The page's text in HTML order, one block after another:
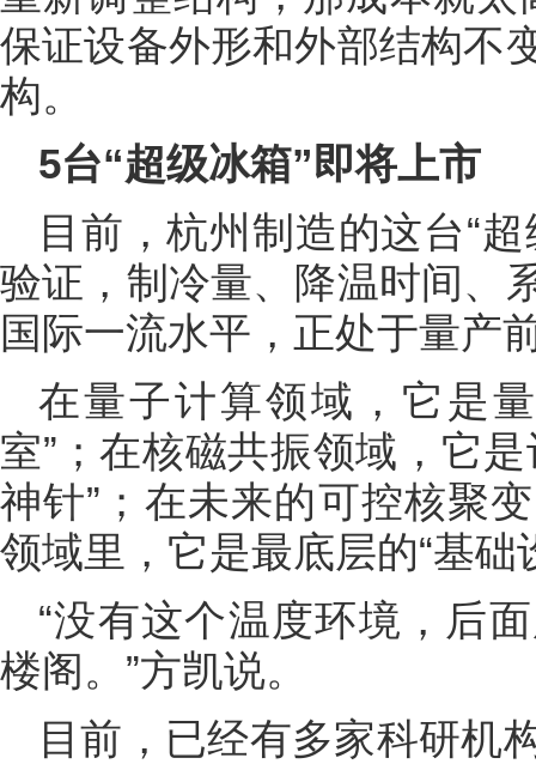
保证设备外形和外部结构不
构。
5台“超级冰箱”即将上市
目前，杭州制造的这台“
验证，制冷量、降温时间、
国际一流水平，正处于量产
在量子计算领域，它是
室”；在核磁共振领域，它
神针”；在未来的可控核聚
领域里，它是最底层的“基础
“没有这个温度环境，后
楼阁。”方凯说。
目前，已经有多家科研机